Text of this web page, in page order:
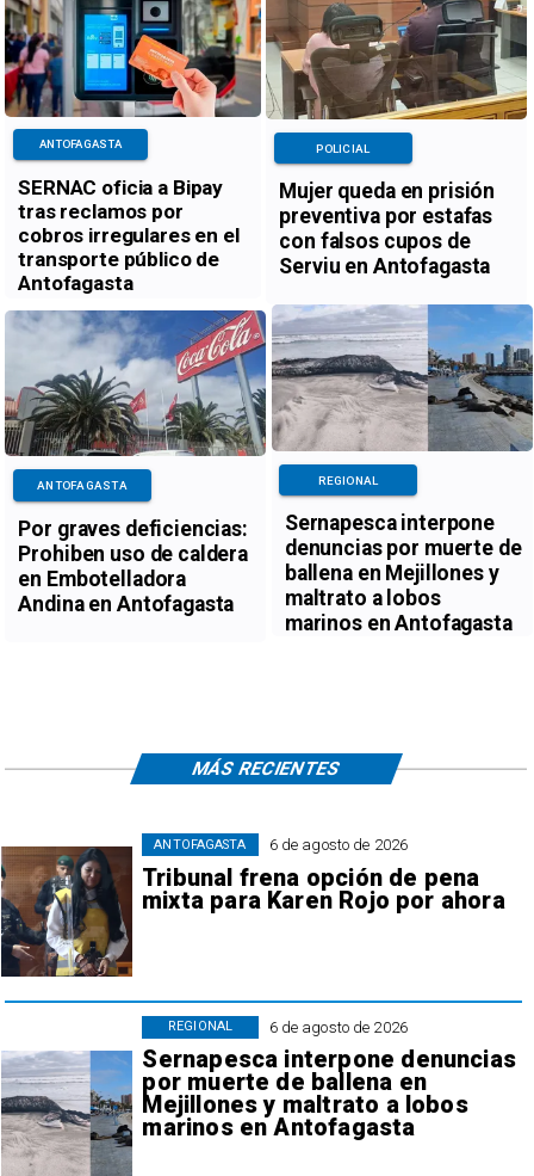
SERNAC oficia a Bipay
tras reclamos por
cobros irregulares en el
transporte público de
Antofagasta
ANTOFAGASTA
Mujer queda en prisión
preventiva por estafas
con falsos cupos de
Serviu en Antofagasta
POLICIAL
Por graves deficiencias:
Prohiben uso de caldera
en Embotelladora
Andina en Antofagasta
ANTOFAGASTA
Sernapesca interpone
denuncias por muerte de
ballena en Mejillones y
maltrato a lobos
marinos en Antofagasta
REGIONAL
6 de agosto de 2026
Tribunal frena opción de pena
mixta para Karen Rojo por ahora
ANTOFAGASTA
6 de agosto de 2026
Sernapesca interpone denuncias
por muerte de ballena en
Mejillones y maltrato a lobos
marinos en Antofagasta
REGIONAL
MÁS RECIENTES